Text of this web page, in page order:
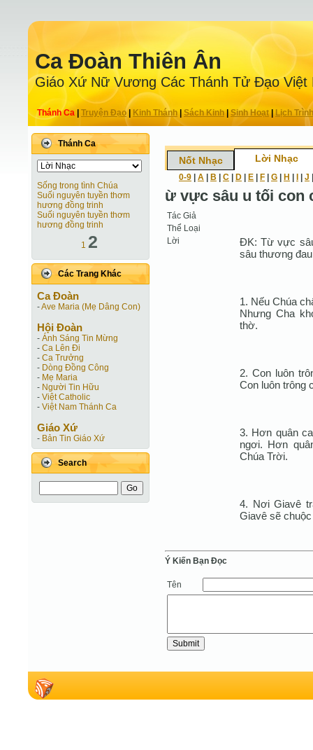
Ca Ðoàn Thiên Ân
Giáo Xứ Nữ Vương Các Thánh Tử Ðạo Việt
Thánh Ca Truyện Ðạo| Kinh Thánh Sách Kinh|Sinh Hoạt| Lịch Trình
Thánh Ca
Sống trong tình Chúa
Suối nguyên tuyền thơm
hương đồng trinh
Suối nguyên tuyền thơm
hương đồng trinh
1 2
Các Trang Khác
Ca Ðoàn
-Ave Maria (Mẹ Dâng Con)
Hội Ðoàn
- Ánh Sáng Tin Mừng
- Ca Lên Đi
- Ca Trưởng
- Dòng Đồng Công
- Mẹ Maria
- Người Tin Hữu
- Việt Catholic
- Việt Nam Thánh Ca
Giáo Xứ
- Bản Tin Giáo Xứ
Search
Nốt Nhạc Lời Nhạc
0-9 A B C D E F G H J
ừ vực sâu u tối con
Tác Giả
Thể Loại
Lời
ÐK: Từ vực
sâu thương
1. Nếu Chúa
Nhưng Cha
thờ.
2. Con luôn
Con luôn trông
3. Hơn quân
ngơi. Hơn
Chúa Trời.
4. Nơi Giavê
Giavê sẽ
Ý Kiến Bạn Ðọc
Tên